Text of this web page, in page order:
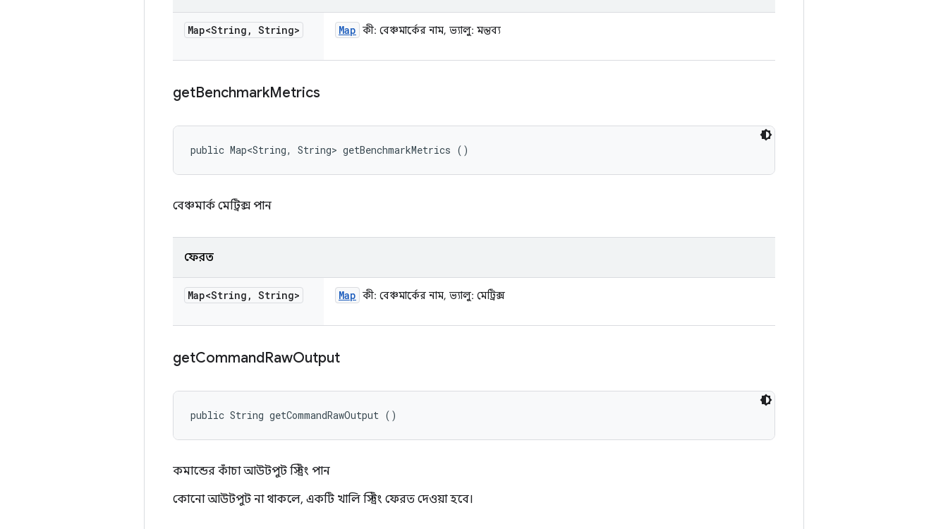
Map<String , String> Map কী: বেঞ্চমার্কের নাম, ভ্যালু: মন্তব্য
getBenchmarkMetrics
public Map<String, String> getBenchmarkMetrics ()
বেঞ্চমার্ক মেট্রিক্স পান
ফেরত
Map<String , String> Map কী: বেঞ্চমার্কের নাম, ভ্যালু: মেট্রিক্স
getCommandRawOutput
public String getCommandRawOutput ()
কমান্ডের কাঁচা আউটপুট স্ট্রিং পান
কোনো আউটপুট না থাকলে, একটি খালি স্ট্রিং ফেরত দেওয়া হবে।